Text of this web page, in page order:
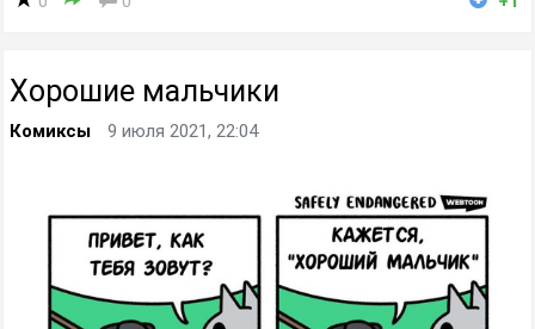
Хорошие мальчики
Комиксы 9 июля 2021, 22:04